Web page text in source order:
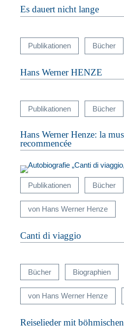
Es dauert nicht lange
Publikationen Bücher
Hans Werner HENZE
Publikationen Bücher
Hans Werner Henze: la
recommencée
Publikationen Bücher
von Hans Werner Henze
Canti di viaggio
Bücher Biographien
von Hans Werner Henze
Reiselieder mit